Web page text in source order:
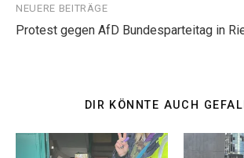
NEUERE BEITRÄGE
Protest gegen AfD Bundesparteitag in
DIR KÖNNTE AUCH